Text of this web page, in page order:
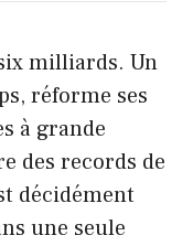
milliards. Un
réforme ses
à grande
des records de
décidément
une seule